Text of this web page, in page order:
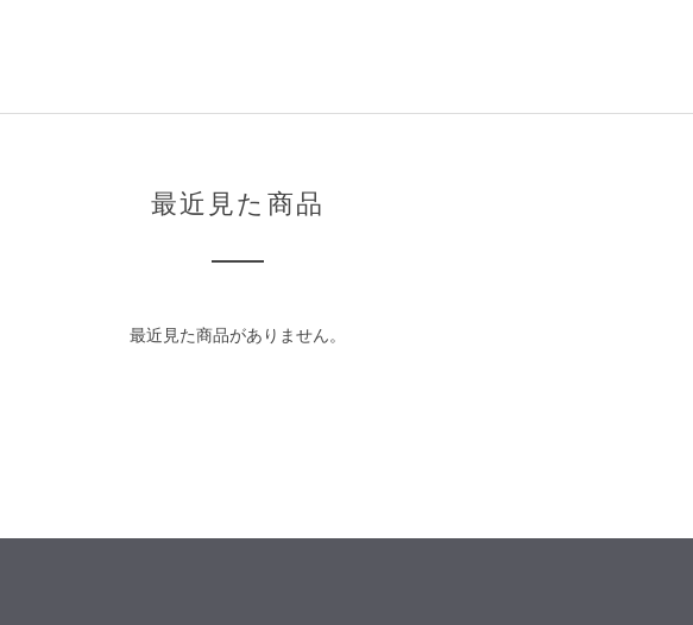
最近見た商品
最近見た商品がありません。